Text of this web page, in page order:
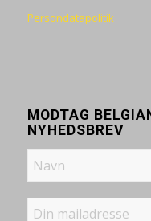
Persondatapolitik
MODTAG
NYHEDSBREV